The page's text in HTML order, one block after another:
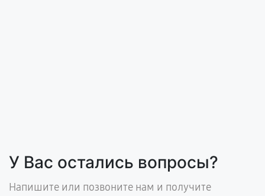
У Вас остались вопросы?
Напишите или позвоните нам и получите